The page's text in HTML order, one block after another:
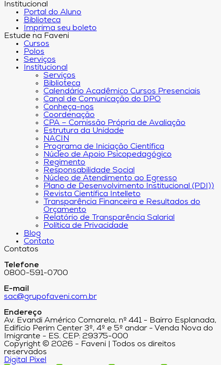
Institucional
Portal do Aluno
Biblioteca
Imprima seu boleto
Estude na Faveni
Cursos
Polos
Serviços
Institucional
Serviços
Biblioteca
Calendário Acadêmico Cursos Presenciais
Canal de Comunicação do DPO
Conheça-nos
Coordenação
CPA – Comissão Própria de Avaliação
Estrutura da Unidade
NACIN
Programa de Iniciação Científica
Núcleo de Apoio Psicopedagógico
Regimento
Responsabilidade Social
Núcleo de Atendimento ao Egresso
Plano de Desenvolvimento Institucional (PDI))
Revista Científica Intelleto
Transparência Financeira e Resultados do
Orçamento
Relatório de Transparência Salarial
Política de Privacidade
Blog
Contato
Contatos
Telefone
0800-591-0700
E-mail
sac@grupofaveni.com.br
Endereço
Av. Evandi Américo Comarela, nº 441 - Bairro Esplanada,
Edifício Perim Center 3º, 4º e 5º andar - Venda Nova do
Imigrante - ES. CEP: 29375-000
Copyright © 2026 - Faveni | Todos os direitos
reservados
Digital Pixel